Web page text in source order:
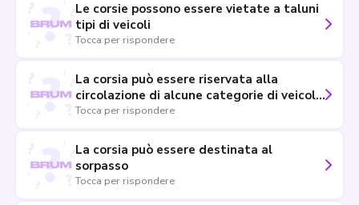
Le corsie possono essere vietate a taluni
tipi di veicoli
Tocca per rispondere
La corsia può essere riservata alla
circolazione di alcune categorie di veicoli
(taxi, autobus, ecc.)
Tocca per rispondere
La corsia può essere destinata al
sorpasso
Tocca per rispondere